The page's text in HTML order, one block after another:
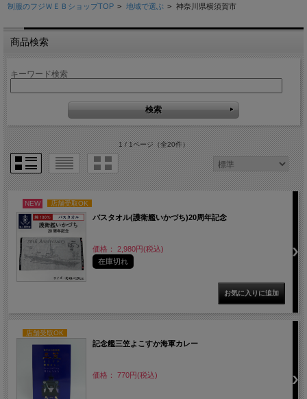
制服のフジＷＥＢショップTOP > 地域で選ぶ > 神奈川県横須賀市
商品検索
キーワード検索
1 / 1ページ（全20件）
NEW 店舗受取OK
バスタオル(護衛艦いかづち)20周年記念
価格： 2,980円(税込)
在庫切れ
店舗受取OK
記念艦三笠よこすか海軍カレー
価格： 770円(税込)